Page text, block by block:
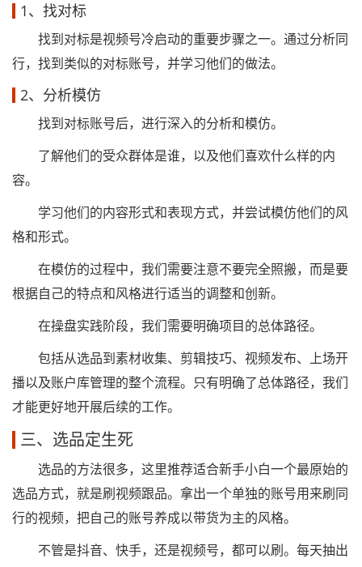
1、找对标
找到对标是视频号冷启动的重要步骤之一。通过分析同
行，找到类似的对标账号，并学习他们的做法。
2、分析模仿
找到对标账号后，进行深入的分析和模仿。
了解他们的受众群体是谁，以及他们喜欢什么样的内
容。
学习他们的内容形式和表现方式，并尝试模仿他们的风
格和形式。
在模仿的过程中，我们需要注意不要完全照搬，而是要
根据自己的特点和风格进行适当的调整和创新。
在操盘实践阶段，我们需要明确项目的总体路径。
包括从选品到素材收集、剪辑技巧、视频发布、上场开
播以及账户库管理的整个流程。只有明确了总体路径，我们
才能更好地开展后续的工作。
三、选品定生死
选品的方法很多，这里推荐适合新手小白一个最原始的
选品方式，就是刷视频跟品。拿出一个单独的账号用来刷同
行的视频，把自己的账号养成以带货为主的风格。
不管是抖音、快手，还是视频号，都可以刷。每天抽出